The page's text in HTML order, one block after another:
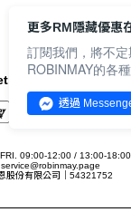
09:00-12:00 / 13:00-18:00
service@robinmay.page
股份有限公司｜54321752
更多RM隱藏優惠
訂閱我們，將不
ROBINMAY的各
透過